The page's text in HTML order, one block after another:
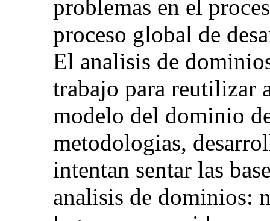
problemas en el
proceso global de
El analisis de
trabajo para reutilizar
modelo del dominio
metodologias,
intentan sentar las
analisis de dominios: